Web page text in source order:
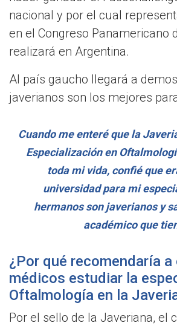
nacional y por el cual
en el Congreso Panamericano
realizará en Argentina.
Al país gaucho llegará a
javerianos son los mejores
Cuando me enteré que la
Especialización en
toda mi vida, confié que
universidad para mi
hermanos son javerianos y
académico que
¿Por qué recomendaría
médicos estudiar la
Oftalmología en la
Por el sello de la Javeriana, el